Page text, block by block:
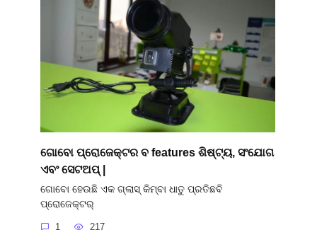
ଗୋବୋ ପ୍ରୋଜେକ୍ଟର ବ features ଶିଷ୍ଟ୍ୟ, ସଂଯୋଗ
ଏବଂ ସେଟଅପ୍ |
ଗୋବୋ ହେଉଛି ଏକ ଗ୍ଲାସ୍ କିମ୍ବା ଧାତୁ ପ୍ରତିଛବି
ପ୍ରୋଜେକ୍ଟର୍
1 217